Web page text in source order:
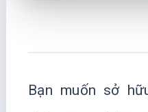
Bạn muốn sở